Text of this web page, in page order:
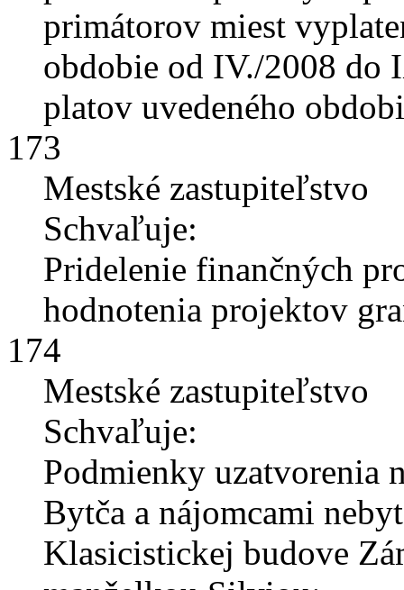
primátorov miest
obdobie od IV./2008 do
platov uvedeného
173
Mestské zastupiteľstvo
Schvaľuje:
Pridelenie finančných
hodnotenia projektov
174
Mestské zastupiteľstvo
Schvaľuje:
Podmienky uzatvorenia
Bytča a nájomcami
Klasicistickej budove